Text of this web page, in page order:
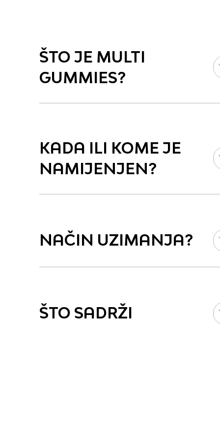
ŠTO JE MULTI
GUMMIES?
KADA ILI KOME JE
NAMIJENJEN?
NAČIN UZIMANJA?
ŠTO SADRŽI